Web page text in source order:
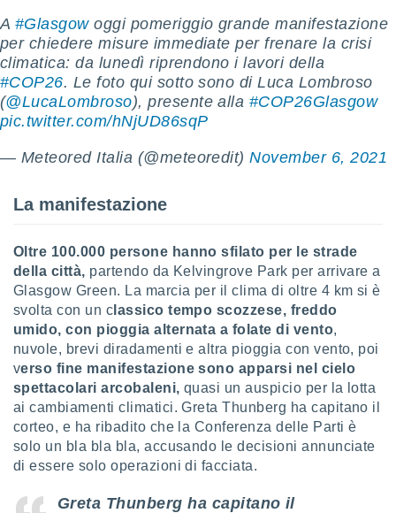
cookie
dei
ad
web
ti
che
per
nel
utilizzati
il
o
potrai
A #Glasgowoggi pomeriggio grande manifestazione
per chiedere misure immediate per frenare la crisi
climatica: da lunedì riprendono i lavori della
#COP26. Le foto qui sotto sono di Luca Lombroso
(@LucaLombroso), presente alla #COP26Glasgow
pic.twitter.com/hNjUD86sqP
— Meteored Italia (@meteoredit)November 6, 2021
La manifestazione
Oltre 100.000 persone hanno sfilato per le strade
della città, partendo da Kelvingrove Park per arrivare a
Glasgow Green. La marcia per il clima di oltre 4 km si è
svolta con un c lassico tempo scozzese, freddo
umido, con pioggia alternata a folate di vento,
nuvole, brevi diradamenti e altra pioggia con vento, poi
verso fine manifestazione sono apparsi nel cielo
spettacolari arcobaleni, quasi un auspicio per la lotta
ai cambiamenti climatici. Greta Thunberg ha capitano il
corteo, e ha ribadito che la Conferenza delle Parti è
solo un bla bla bla, accusando le decisioni annunciate
di essere solo operazioni di facciata.
Greta Thunberg ha capitano il